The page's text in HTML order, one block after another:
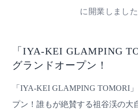
に開業しました
「IYA-KEI GLAMPING
グランドオープン！
「IYA-KEI GLAMPING TOMORI
プン！誰もが絶賛する祖谷渓の大